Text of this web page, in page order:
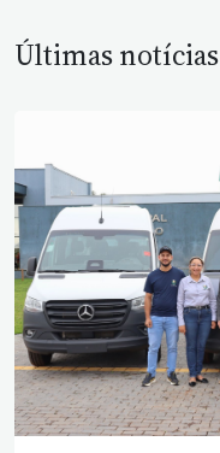
Últimas notícias